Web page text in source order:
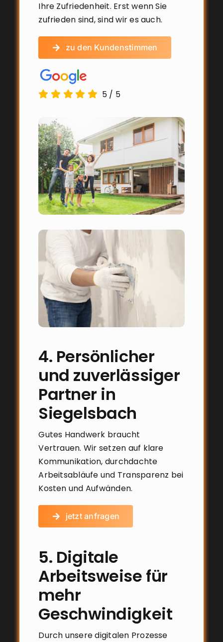
Ihre Zufriedenheit. Erst wenn Sie
zufrieden sind, sind wir es auch.
zu den Kundenstimmen
5 / 5
4. Persönlicher
und zuverlässiger
Partner in
Siegelsbach
Gutes Handwerk braucht
Vertrauen. Wir setzen auf klare
Kommunikation, durchdachte
Arbeitsabläufe und Transparenz bei
Kosten und Aufwänden.
jetzt anfragen
5. Digitale
Arbeitsweise für
mehr
Geschwindigkeit
Durch unsere digitalen Prozesse